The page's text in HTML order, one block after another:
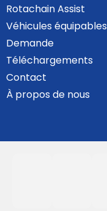
Rotachain Assist
Véhicules équipables
Demande
Téléchargements
Contact
À propos de nous